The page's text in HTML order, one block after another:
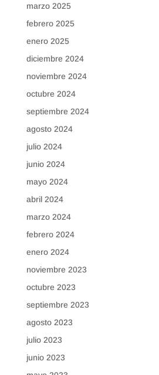
marzo 2025
febrero 2025
enero 2025
diciembre 2024
noviembre 2024
octubre 2024
septiembre 2024
agosto 2024
julio 2024
junio 2024
mayo 2024
abril 2024
marzo 2024
febrero 2024
enero 2024
noviembre 2023
octubre 2023
septiembre 2023
agosto 2023
julio 2023
junio 2023